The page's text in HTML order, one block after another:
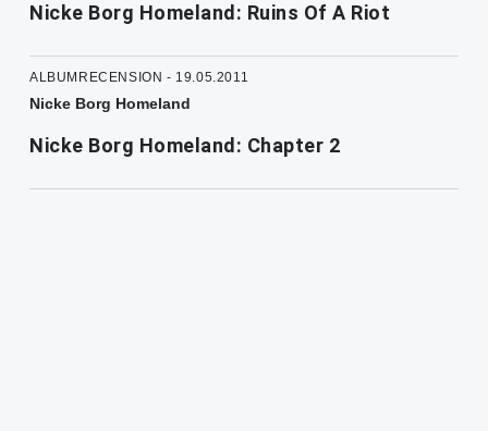
Nicke Borg Homeland: Ruins Of A Riot
ALBUMRECENSION - 19.05.2011
Nicke Borg Homeland
Nicke Borg Homeland: Chapter 2